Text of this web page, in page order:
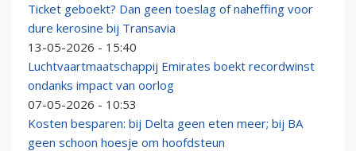
Ticket geboekt? Dan geen toeslag of naheffing voor
dure kerosine bij Transavia
13-05-2026 - 15:40
Luchtvaartmaatschappij Emirates boekt recordwinst
ondanks impact van oorlog
07-05-2026 - 10:53
Kosten besparen: bij Delta geen eten meer; bij BA
geen schoon hoesje om hoofdsteun